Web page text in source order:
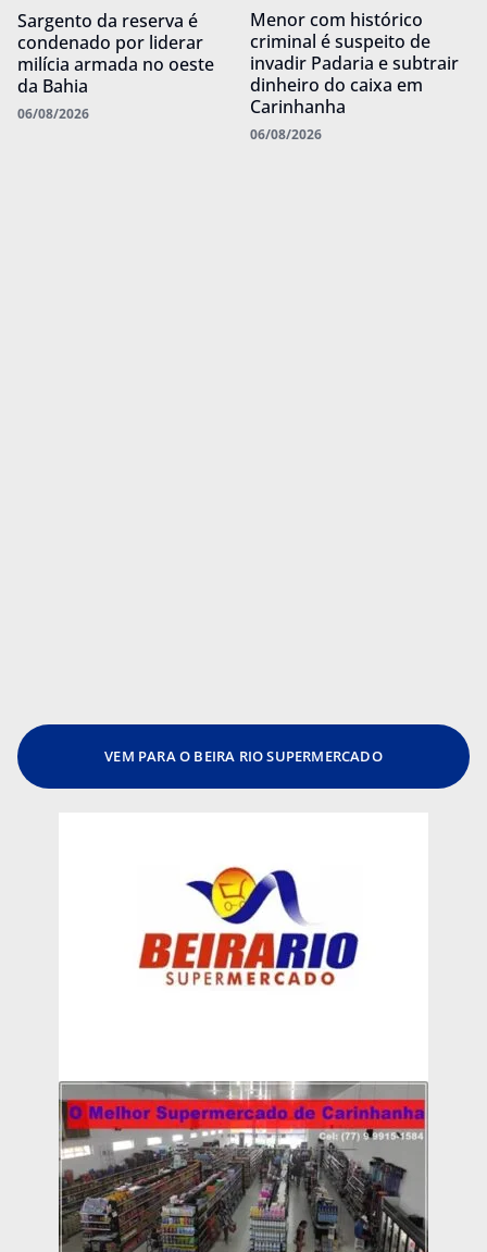
Sargento da reserva é
condenado por liderar
milícia armada no oeste
da Bahia
06/08/2026
Menor com histórico
criminal é suspeito de
invadir Padaria e subtrair
dinheiro do caixa em
Carinhanha
06/08/2026
VEM PARA O BEIRA RIO SUPERMERCADO